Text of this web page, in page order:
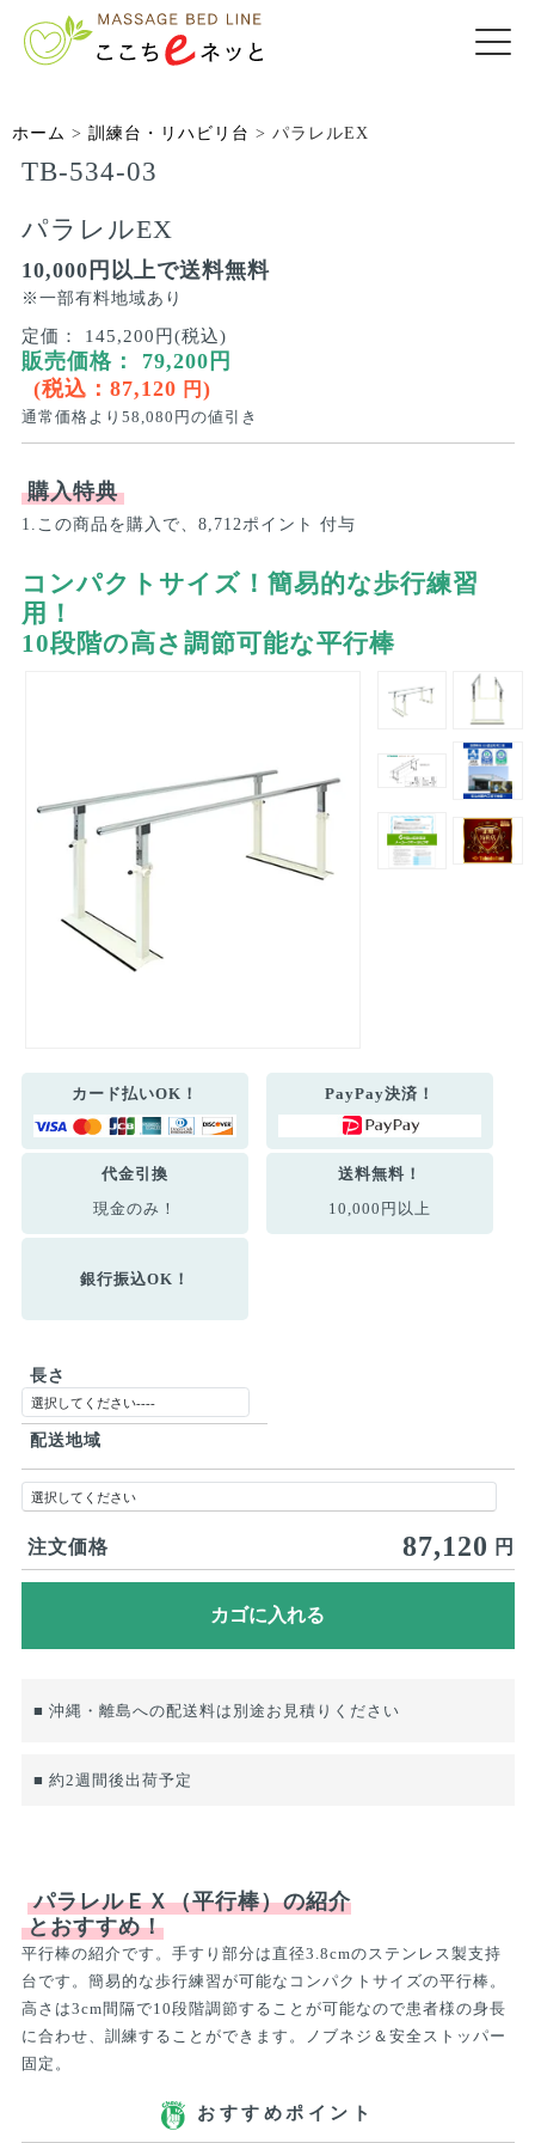
ホーム > 訓練台・リハビリ台 > パラレルEX
TB-534-03
パラレルEX
10,000円以上で送料無料
※一部有料地域あり
定価：
145,200円(税込)
販売価格： 79,200 円
(税込： 87,120 円 )
通常価格より 58,080 円の値引き
購入特典
1.この商品を購入で、8,712ポイント 付与
コンパクトサイズ！簡易的な歩行練習
用！
10段階の高さ調節可能な平行棒
カード払いOK！ PayPay決済！
代金引換
現金のみ！
送料無料！
10,000円以上
銀行振込OK！
長さ
配送地域
注文価格 87,120 円
■ 沖縄・離島への配送料は別途お見積りください
■ 約2週間後出荷予定
パラレルＥＸ（平行棒）の紹介
とおすすめ！
平行棒の紹介です。手すり部分は直径3.8cmのステンレス製支持
台です。簡易的な歩行練習が可能なコンパクトサイズの平行棒。
高さは3cm間隔で10段階調節することが可能なので患者様の身長
に合わせ、訓練することができます。ノブネジ＆安全ストッパー
固定。
おすすめポイント